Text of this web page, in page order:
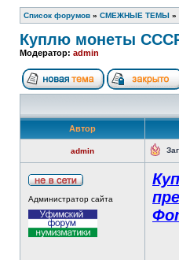
Список форумов » СМЕЖНЫЕ ТЕМЫ »
Куплю монеты
Модератор: admin
Автор
admin
Администратор сайта